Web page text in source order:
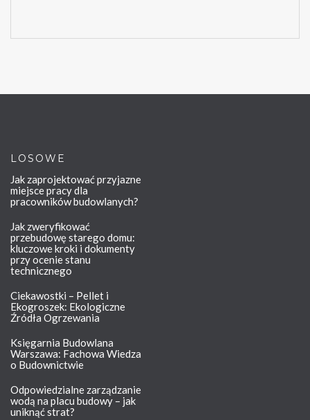
LOSOWE
Jak zaprojektować przyjazne
miejsce pracy dla
pracowników budowlanych?
Jak zweryfikować
przebudowę starego domu:
kluczowe kroki i dokumenty
przy ocenie stanu
technicznego
Ciekawostki – Pellet i
Ekogroszek: Ekologiczne
Źródła Ogrzewania
Księgarnia Budowlana
Warszawa: Fachowa Wiedza
o Budownictwie
Odpowiedzialne zarządzanie
wodą na placu budowy – jak
uniknąć strat?